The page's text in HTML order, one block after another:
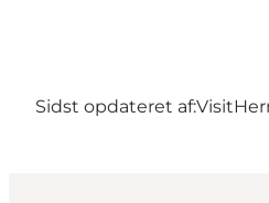
Sidst opdateret af: